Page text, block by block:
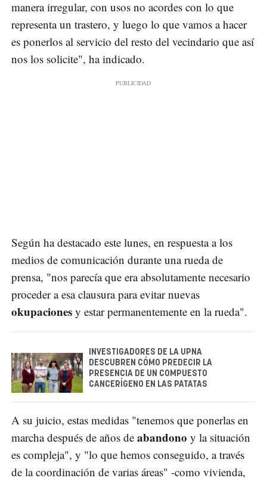
manera irregular, con usos no acordes con lo que
representa un trastero, y luego lo que vamos a hacer
es ponerlos al servicio del resto del vecindario que así
nos los solicite", ha indicado.
Según ha destacado este lunes, en respuesta a los
medios de comunicación durante una rueda de
prensa, "nos parecía que era absolutamente necesario
proceder a esa clausura para evitar nuevas
okupaciones y estar permanentemente en la rueda".
INVESTIGADORES DE LA UPNA
DESCUBREN CÓMO PREDECIR LA
PRESENCIA DE UN COMPUESTO
CANCERÍGENO EN LAS PATATAS
A su juicio, estas medidas "tenemos que ponerlas en
marcha después de años de abandono y la situación
es compleja", y "lo que hemos conseguido, a través
de la coordinación de varias áreas" -como vivienda,